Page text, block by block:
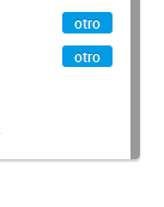
otro
otro